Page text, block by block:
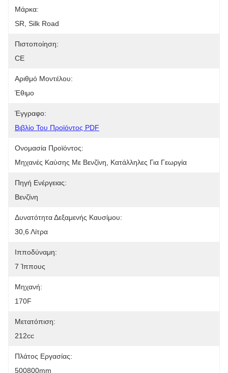
Μάρκα:
SR, Silk Road
Πιστοποίηση:
CE
Αριθμό Μοντέλου:
Έθιμο
Έγγραφο:
Βιβλίο Του Προϊόντος PDF
Ονομασία Προϊόντος:
Μηχανές Καύσης Με Βενζίνη, Κατάλληλες Για Γεωργία
Πηγή Ενέργειας:
Βενζίνη
Δυνατότητα Δεξαμενής Καυσίμου:
30,6 Λίτρα
Ιπποδύναμη:
7 Ίππους
Μηχανή:
170F
Μετατόπιση:
212cc
Πλάτος Εργασίας:
500800mm